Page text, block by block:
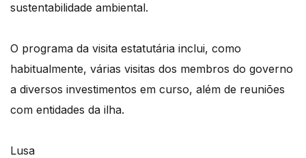
sustentabilidade ambiental.
O programa da visita estatutária inclui, como
habitualmente, várias visitas dos membros do governo
a diversos investimentos em curso, além de reuniões
com entidades da ilha.
Lusa